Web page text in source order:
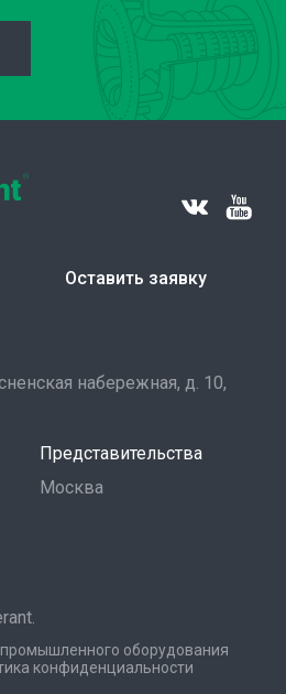
Оставить заявку
набережная, д. 10,
Представительства
Москва
оборудования
конфиденциальности